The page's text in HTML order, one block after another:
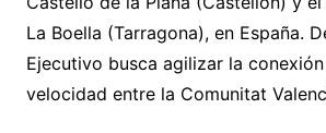
La Boella (Tarragona), en España.
Ejecutivo busca agilizar la
velocidad entre la Comunitat